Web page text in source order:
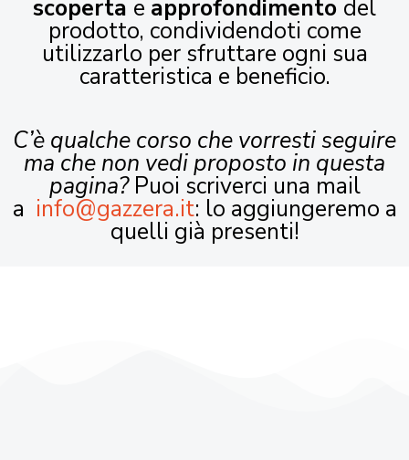
scoperta e approfondimento del
prodotto, condividendoti come
utilizzarlo per sfruttare ogni sua
caratteristica e beneficio.
C’è qualche corso che vorresti seguire
ma che non vedi proposto in questa
pagina?Puoi scriverci una mail
a info@gazzera.it: lo aggiungeremo a
quelli già presenti!